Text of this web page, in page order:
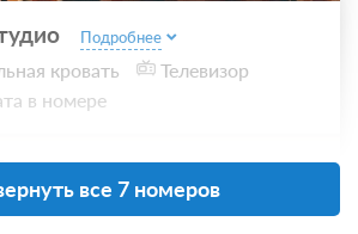
Подробнее
кровать
Телевизор
в номере
питания
все 7 номеров